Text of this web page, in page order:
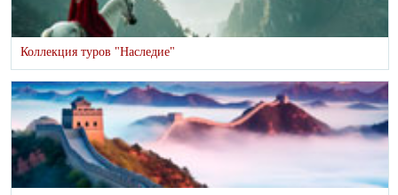
Коллекция туров "Наследие"